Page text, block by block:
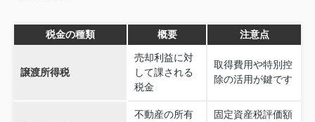
税金の種類 概要 注意点
譲渡所得税
売却利益に対
して課される
税金
取得費用や特別控
除の活用が鍵です
不動産の所有
固定資産税評価額